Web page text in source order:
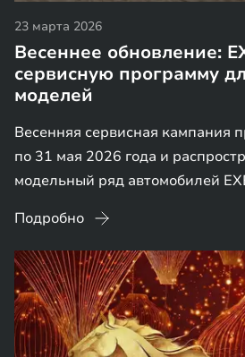
23 марта 2026
Весеннее обновление:
сервисную программу
моделей
Весенняя сервисная кампания
по 31 мая 2026 года и
модельный ряд автомобилей
Подробно